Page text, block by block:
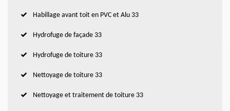
Habillage avant toit en PVC et Alu 33
Hydrofuge de façade 33
Hydrofuge de toiture 33
Nettoyage de toiture 33
Nettoyage et traitement de toiture 33